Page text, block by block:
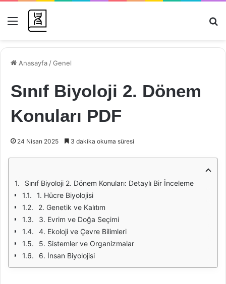
Menü
Anasayfa /Genel
Sınıf Biyoloji 2. Dönem
Konuları PDF
24 Nisan 2025 3 dakika okuma süresi
Sınıf Biyoloji 2. Dönem Konuları: Detaylı Bir İnceleme
1. Hücre Biyolojisi
2. Genetik ve Kalıtım
3. Evrim ve Doğa Seçimi
4. Ekoloji ve Çevre Bilimleri
5. Sistemler ve Organizmalar
6. İnsan Biyolojisi